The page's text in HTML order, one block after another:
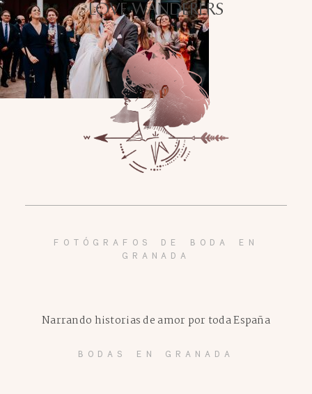
LOVE WANDERERS
FOTÓGRAFOS DE BODA EN
GRANADA
BODAS EN GRANADA
Narrando historias de amor por toda España